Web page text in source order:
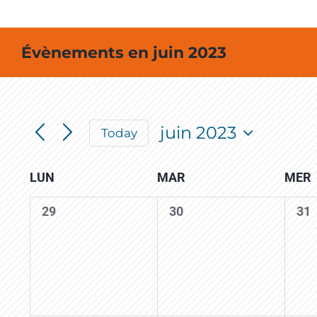
Évènements en juin 2023
Today
juin 2023
Select
date.
Calendar
of
Events
LUN MAR MER
0
events,
29
0
events,
30
0
31